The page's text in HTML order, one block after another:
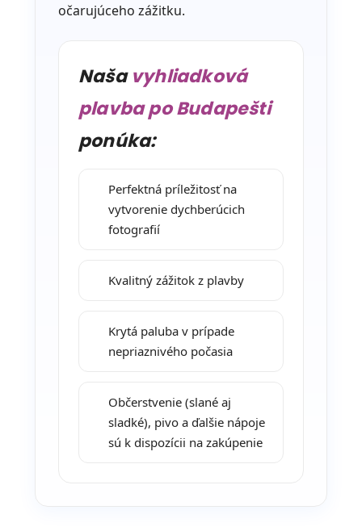
očarujúceho zážitku.
Našavyhliadková
plavba po Budapešti
ponúka:
Perfektná príležitosť na
vytvorenie dychberúcich
fotografií
Kvalitný zážitok z plavby
Krytá paluba v prípade
nepriaznivého počasia
Občerstvenie (slané aj
sladké), pivo a ďalšie nápoje
sú k dispozícii na zakúpenie